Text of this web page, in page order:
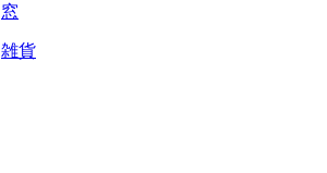
窓
雑貨